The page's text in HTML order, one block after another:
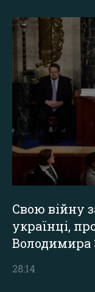
Свою війну
українці,
Володимира
28:14